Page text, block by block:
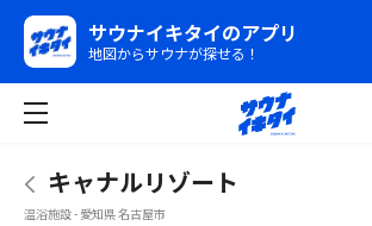
サウナイキタイのアプリ
地図からサウナが探せる！
キャナルリゾート
温浴施設 - 愛知県 名古屋市